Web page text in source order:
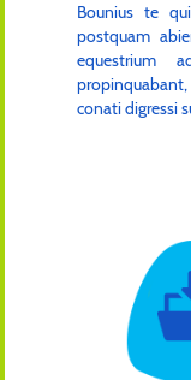
Bounius te
postquam
equestrium
conati digressi